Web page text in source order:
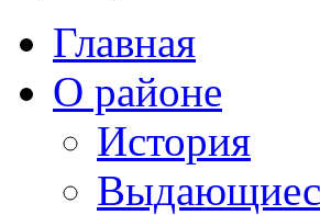
Главная
О районе
История